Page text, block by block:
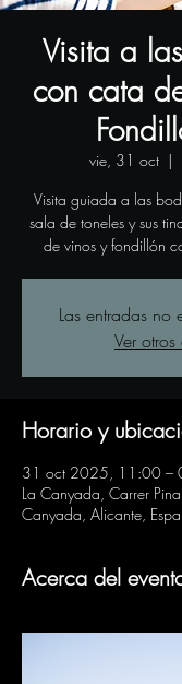
Visita a
con cata
vie, 31 oct
  |
Visita guiada a las
sala de toneles y sus
de vinos y fondillón
Las entradas no
Ver otros
Horario y
31 oct 2025, 11:00 –
La Canyada, Carrer
Canyada, Alicante,
Acerca del